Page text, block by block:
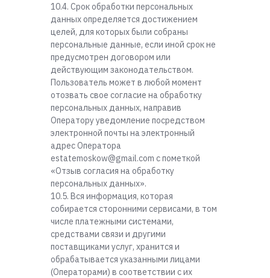
10.4. Срок обработки персональных
данных определяется достижением
целей, для которых были собраны
персональные данные, если иной срок не
предусмотрен договором или
действующим законодательством.
Пользователь может в любой момент
отозвать свое согласие на обработку
персональных данных, направив
Оператору уведомление посредством
электронной почты на электронный
адрес Оператора
estatemoskow@gmail.com с пометкой
«Отзыв согласия на обработку
персональных данных».
10.5. Вся информация, которая
собирается сторонними сервисами, в том
числе платежными системами,
средствами связи и другими
поставщиками услуг, хранится и
обрабатывается указанными лицами
(Операторами) в соответствии с их